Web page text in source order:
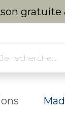
gratuite